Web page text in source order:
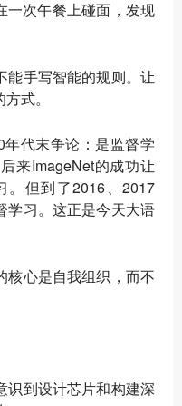
一次午餐上碰面，发现
能手写智能的规则。让
式。
代末争论：是监督学
来ImageNet的成功让
。但到了2016、2017
学习。这正是今天大语
核心是自我组织，而不
识到设计芯片和构建深